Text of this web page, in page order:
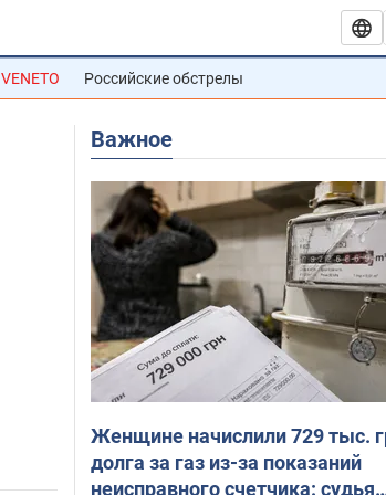
VENETO Российские обстрелы
Важное
Женщине начислили 729 тыс.
долга за газ из-за показаний
неисправного счетчика: судья